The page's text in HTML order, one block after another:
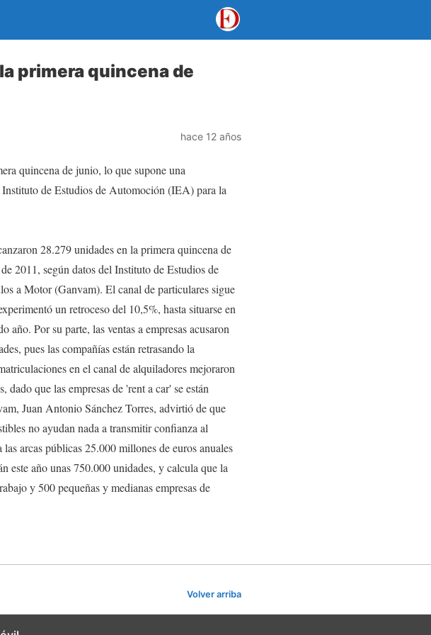
primera quincena de
hace 12 años
quincena de junio, lo que supone una
de Estudios de Automoción (IEA) para la
28.279 unidades en la primera quincena de
2011, según datos del Instituto de Estudios de
a Motor (Ganvam). El canal de particulares sigue
un retroceso del 10,5%, hasta situarse en
Por su parte, las ventas a empresas acusaron
pues las compañías están retrasando la
en el canal de alquiladores mejoraron
que las empresas de 'rent a car' se están
Juan Antonio Sánchez Torres, advirtió de que
no ayudan nada a transmitir confianza al
arcas públicas 25.000 millones de euros anuales
este año unas 750.000 unidades, y calcula que la
y 500 pequeñas y medianas empresas de
Volver arriba